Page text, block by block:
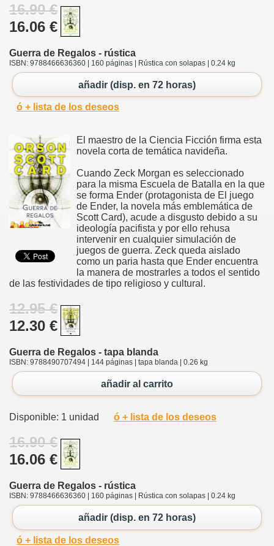
16.90 €
16.06 €
Guerra de Regalos - rústica
ISBN: 9788466636360 | 160 páginas | Rústica con solapas | 0.24 kg
añadir (disp. en 72 horas)
ó + lista de los deseos
El maestro de la Ciencia Ficción firma esta
novela corta de temática navideña.
Cuando Zeck Morgan es seleccionado
para la misma Escuela de Batalla en la que
se forma Ender (protagonista de El juego
de Ender, la novela más emblemática de
Scott Card), acude a disgusto debido a su
ideología pacifista y por ello rehusa
intervenir en cualquier simulación de
juegos de guerra. Zeck queda aislado
como un paria hasta que Ender encuentra
la manera de mostrarles a todos el sentido
de las festividades de tipo religioso y cultural.
12.95 €
12.30 €
Guerra de Regalos - tapa blanda
ISBN: 9788490707494 | 144 páginas | tapa blanda | 0.26 kg
añadir al carrito
Disponible: 1 unidad ó + lista de los deseos
16.90 €
16.06 €
Guerra de Regalos - rústica
ISBN: 9788466636360 | 160 páginas | Rústica con solapas | 0.24 kg
añadir (disp. en 72 horas)
ó + lista de los deseos